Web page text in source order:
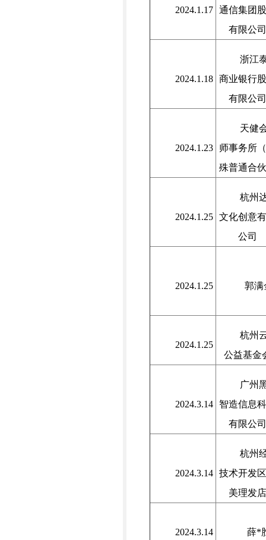
2024.1.17
通信集团
有限公
2024.1.18
浙江
商业银行
有限公
2024.1.23
天健
师事务所
殊普通合
2024.1.25
杭州
文化创意
公司
2024.1.25 郭满
2024.1.25
杭州
公益基金
2024.3.14
广州
智造信息
有限公
2024.3.14
杭州
技术开发
美理发
2024.3.14 薛*